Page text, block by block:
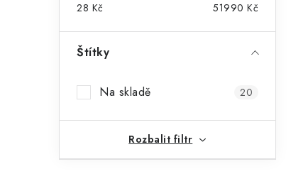
28 Kč 51990 Kč
Štítky
Na skladě 20
Rozbalit filtr